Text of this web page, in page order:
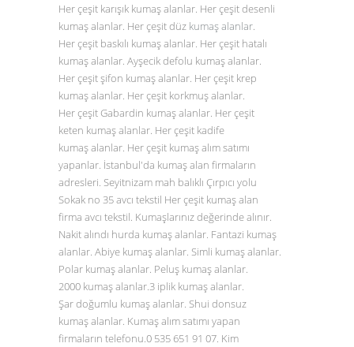
Her çeşit karışık kumaş alanlar. Her çeşit desenli
kumaş alanlar. Her çeşit düz kumaş alanlar.
Her çeşit baskılı kumaş alanlar. Her çeşit hatalı
kumaş alanlar. Ayşecik defolu kumaş alanlar.
Her çeşit şifon kumaş alanlar. Her çeşit krep
kumaş alanlar. Her çeşit korkmuş alanlar.
Her çeşit Gabardin kumaş alanlar. Her çeşit
keten kumaş alanlar. Her çeşit kadife
kumaş alanlar. Her çeşit kumaş alım satımı
yapanlar. İstanbul'da kumaş alan firmaların
adresleri. Seyitnizam mah balıklı Çırpıcı yolu
Sokak no 35 avcı tekstil Her çeşit kumaş alan
firma avcı tekstil. Kumaşlarınız değerinde alınır.
Nakit alındı hurda kumaş alanlar. Fantazi kumaş
alanlar. Abiye kumaş alanlar. Simli kumaş alanlar.
Polar kumaş alanlar. Peluş kumaş alanlar.
2000 kumaş alanlar.3 iplik kumaş alanlar.
Şar doğumlu kumaş alanlar. Shui donsuz
kumaş alanlar. Kumaş alım satımı yapan
firmaların telefonu.0 535 651 91 07. Kim